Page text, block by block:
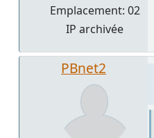
Emplacement: 02
IP archivée
PBnet2